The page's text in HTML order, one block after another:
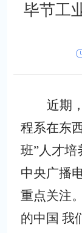
毕节工
近期
程系在东
班”人才
中央广播
重点关注
的中国 我